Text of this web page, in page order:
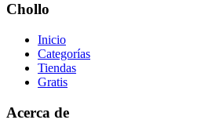
Chollo
Inicio
Categorías
Tiendas
Gratis
Acerca de